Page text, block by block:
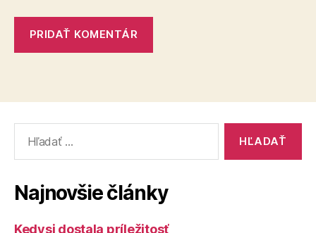
Najnovšie články
Kedysi dostala príležitosť